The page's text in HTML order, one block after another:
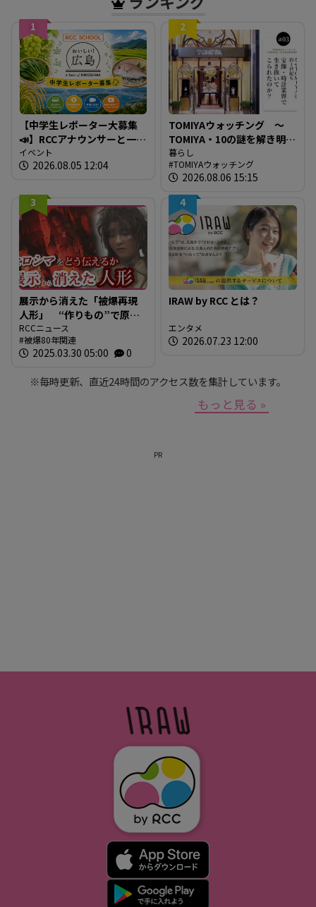
1
【中学生レポーター大募集
📣】RCCアナウンサーと一緒
に「広島の食」の現場を取
材しよう！
イベント
2026.08.05 12:04
2
TOMIYAウォッチング ～
TOMIYA・10の謎を解き明か
す～ 謎03 「なぜTOMIYAは
約1世紀も宝飾・時計業界で
生き抜いてこられたの
か？」
暮らし
TOMIYAウォッチング
2026.08.06 15:15
3
展示から消えた「被爆再現
人形」 “作りもの”で原爆
を伝えるとは 現代アート
作家が調査研究 人形の持
つ “力” と “危うさ”
RCCニュース
被爆80年関連
2025.03.30 05:00 0
4
IRAW by RCC とは？
エンタメ
2026.07.23 12:00
※毎時更新、直近24時間のアクセス数を集計しています。
もっと見る »
PR